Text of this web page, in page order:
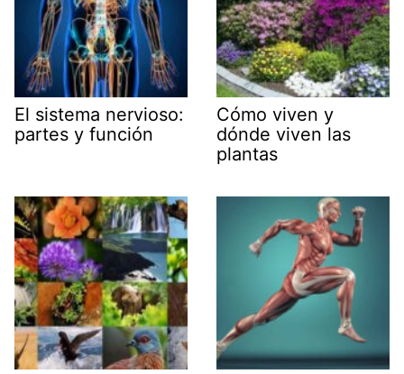
El sistema nervioso:
partes y función
Cómo viven y
dónde viven las
plantas